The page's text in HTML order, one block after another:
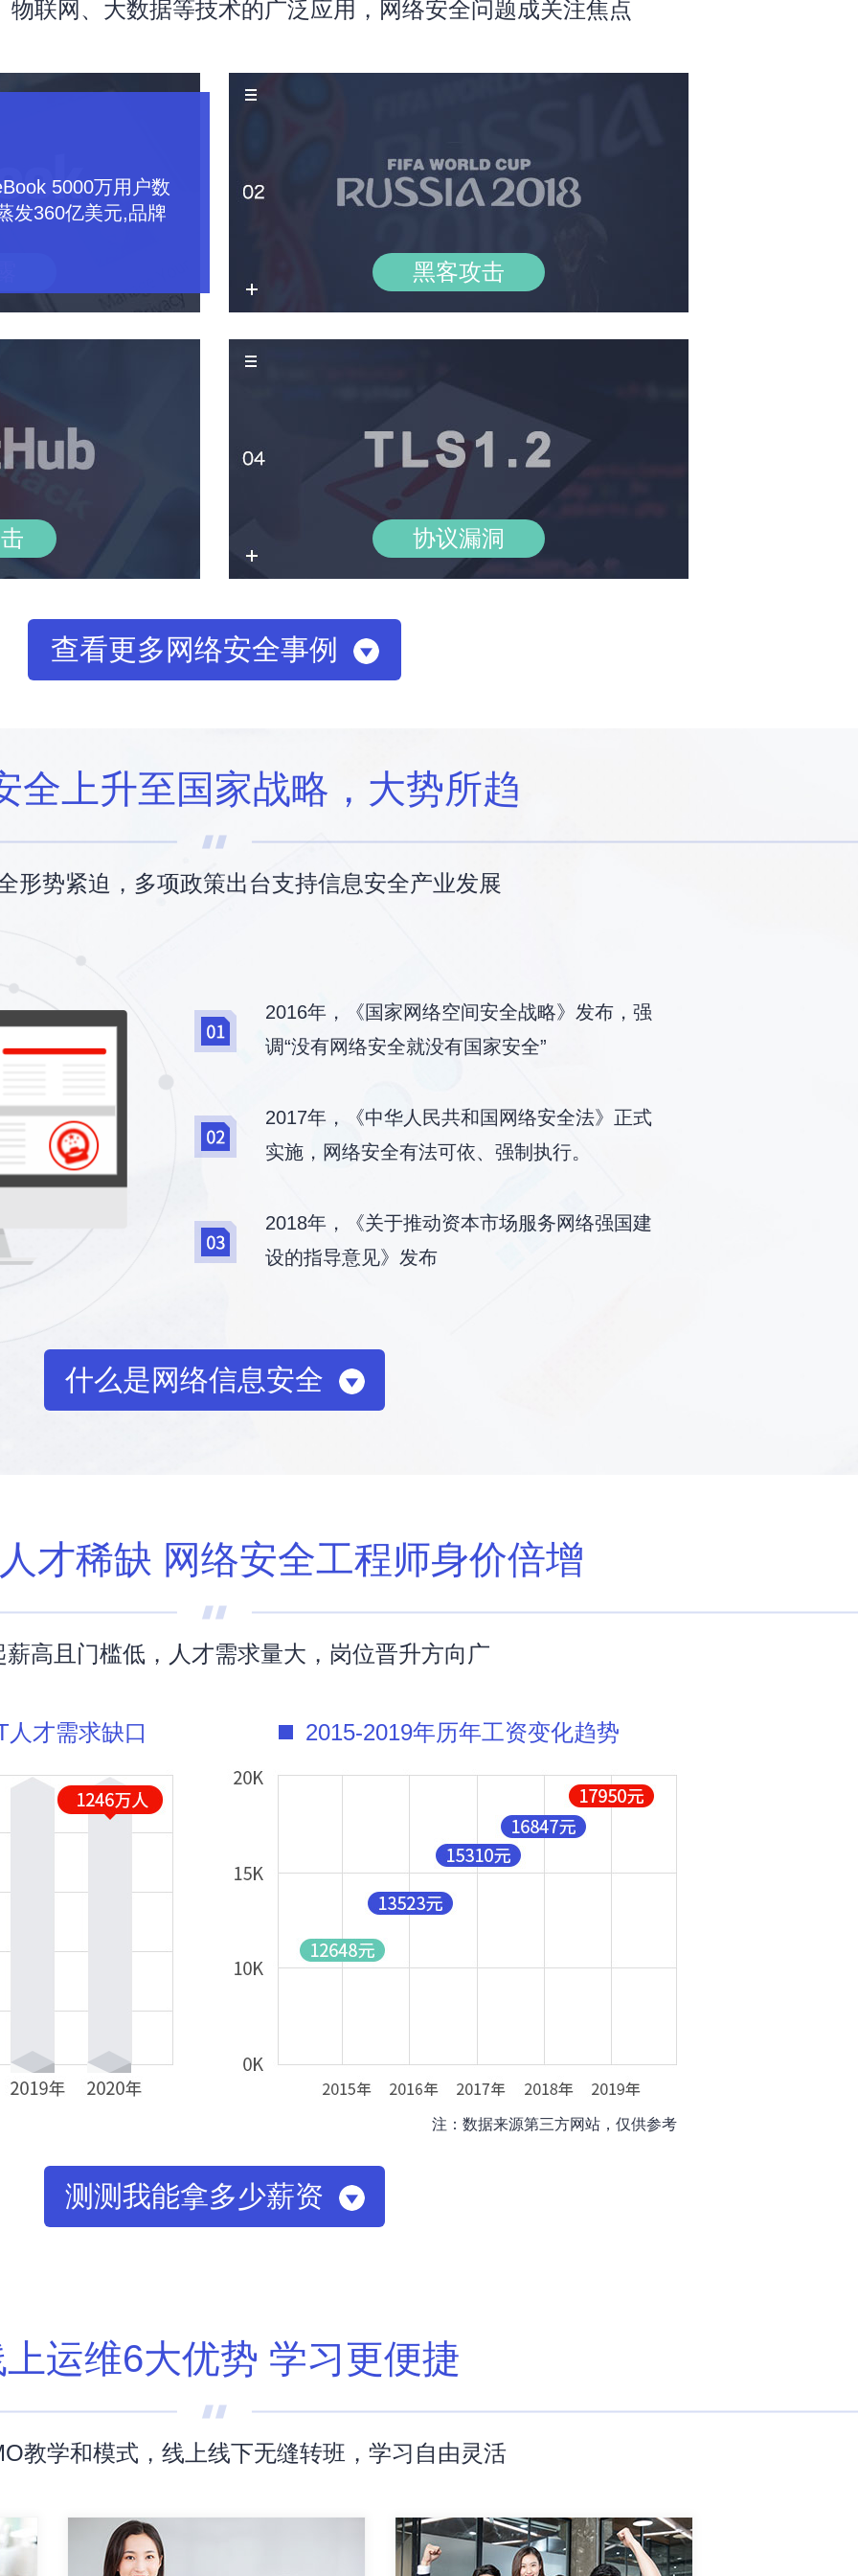
物联网、大数据等技术的广泛应用，网络安全问题成关注焦点
5000万用户数
发360亿美元,品牌
黑客攻击
协议漏洞
查看更多网络安全事例
全上升至国家战略，大势所趋
形势紧迫，多项政策出台支持信息安全产业发展
2016年，《国家网络空间安全战略》发布，强
调“没有网络安全就没有国家安全”
2017年，《中华人民共和国网络安全法》正式
实施，网络安全有法可依、强制执行。
2018年，《关于推动资本市场服务网络强国建
设的指导意见》发布
什么是网络信息安全
才稀缺 网络安全工程师身价倍增
薪高且门槛低，人才需求量大，岗位晋升方向广
人才需求缺口 2015-2019年历年工资变化趋势
注：数据来源第三方网站，仅供参考
测测我能拿多少薪资
运维6大优势 学习更便捷
教学和模式，线上线下无缝转班，学习自由灵活